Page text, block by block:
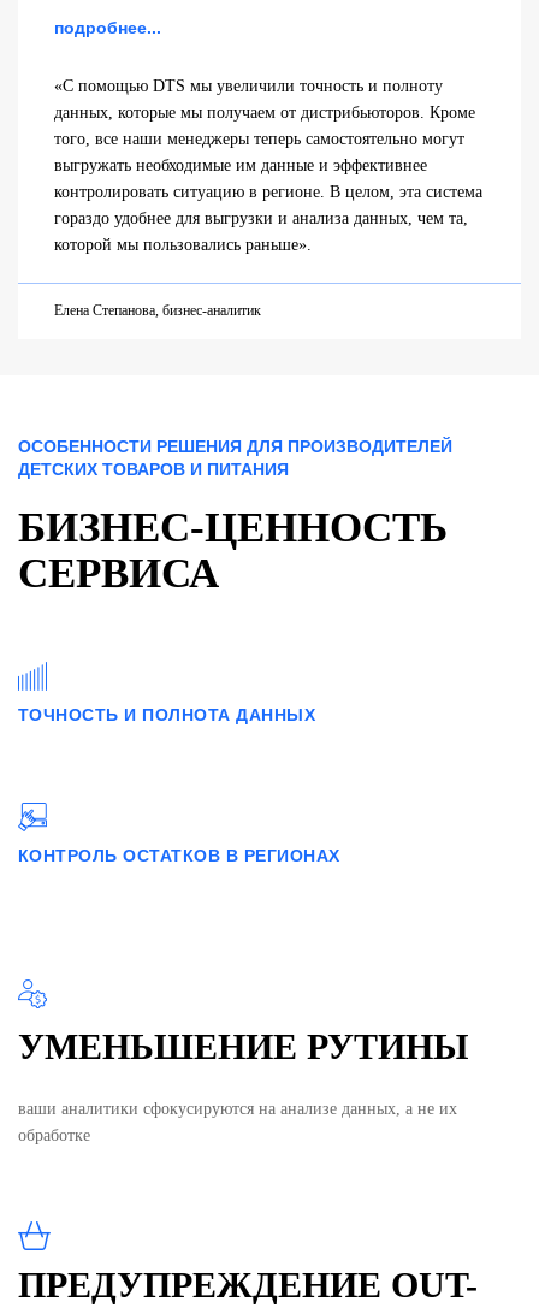
подробнее...
«С помощью DTS мы увеличили точность и полноту
данных, которые мы получаем от дистрибьюторов. Кроме
того, все наши менеджеры теперь самостоятельно могут
выгружать необходимые им данные и эффективнее
контролировать ситуацию в регионе. В целом, эта система
гораздо удобнее для выгрузки и анализа данных, чем та,
которой мы пользовались раньше».
Елена Степанова, бизнес-аналитик
ОСОБЕННОСТИ РЕШЕНИЯ ДЛЯ ПРОИЗВОДИТЕЛЕЙ
ДЕТСКИХ ТОВАРОВ И ПИТАНИЯ
БИЗНЕС-ЦЕННОСТЬ
СЕРВИСА
ТОЧНОСТЬ И ПОЛНОТА ДАННЫХ
КОНТРОЛЬ ОСТАТКОВ В РЕГИОНАХ
УМЕНЬШЕНИЕ РУТИНЫ
ваши аналитики сфокусируются на анализе данных, а не их
обработке
ПРЕДУПРЕЖДЕНИЕ OUT-